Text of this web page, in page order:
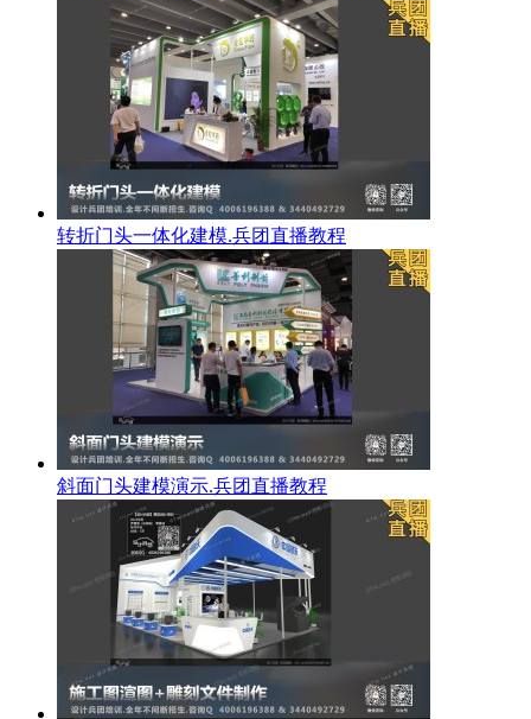
转折门头一体化建模.兵团直播教程
斜面门头建模演示.兵团直播教程